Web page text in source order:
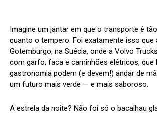
Imagine um jantar em que o transporte é
quanto o tempero. Foi exatamente isso que
Gotemburgo, na Suécia, onde a Volvo
com garfo, faca e caminhões elétricos, que
gastronomia podem (e devem!) andar de
um futuro mais verde — e mais saboroso.
A estrela da noite? Não foi só o bacalhau